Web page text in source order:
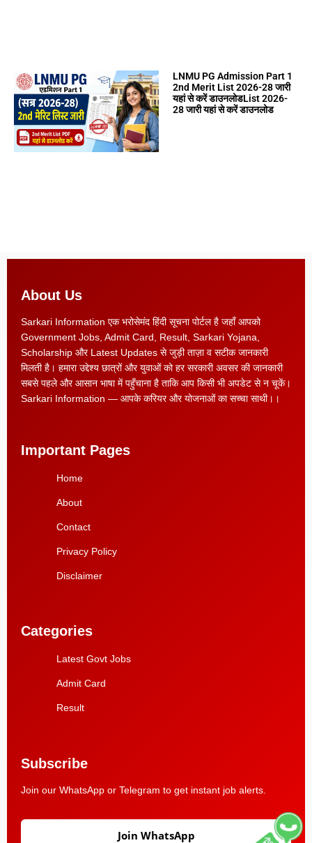
LNMU PG Admission Part 1
2nd Merit List 2026-28 जारी
यहां से करें डाउनलोडList 2026-
28 जारी यहां से करें डाउनलोड
About Us
Sarkari Information एक भरोसेमंद हिंदी सूचना पोर्टल है जहाँ आपको
Government Jobs, Admit Card, Result, Sarkari Yojana,
Scholarship और Latest Updates से जुड़ी ताज़ा व सटीक जानकारी
मिलती है। हमारा उद्देश्य छात्रों और युवाओं को हर सरकारी अवसर की जानकारी
सबसे पहले और आसान भाषा में पहुँचाना है ताकि आप किसी भी अपडेट से न चूकें।
Sarkari Information — आपके करियर और योजनाओं का सच्चा साथी।।
Important Pages
Home
About
Contact
Privacy Policy
Disclaimer
Categories
Latest Govt Jobs
Admit Card
Result
Subscribe
Join our WhatsApp or Telegram to get instant job alerts.
Join WhatsApp